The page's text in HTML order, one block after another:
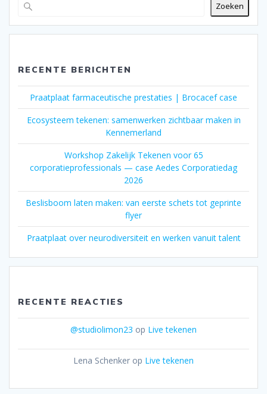
Zoeken
RECENTE BERICHTEN
Praatplaat farmaceutische prestaties | Brocacef case
Ecosysteem tekenen: samenwerken zichtbaar maken in
Kennemerland
Workshop Zakelijk Tekenen voor 65
corporatieprofessionals — case Aedes Corporatiedag
2026
Beslisboom laten maken: van eerste schets tot geprinte
flyer
Praatplaat over neurodiversiteit en werken vanuit talent
RECENTE REACTIES
@studiolimon23 op Live tekenen
Lena Schenker op Live tekenen